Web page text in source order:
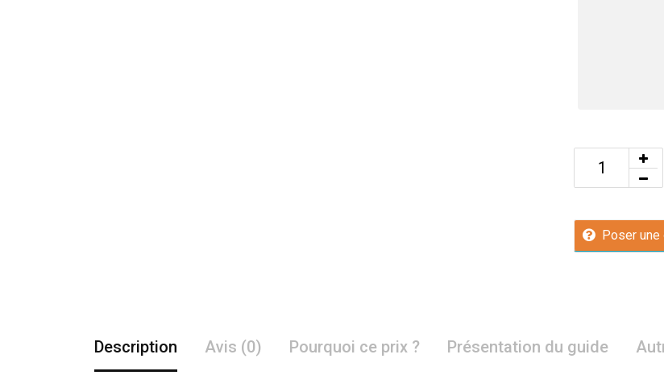
Poser
Description Avis (0) Pourquoi ce prix ? Présentation du guide